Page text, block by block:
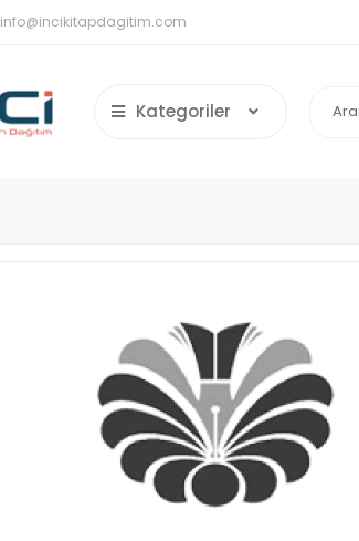
info@incikitapdagitim.com
Kategoriler